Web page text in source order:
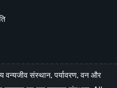
संस्थान, पर्यावरण, वन और